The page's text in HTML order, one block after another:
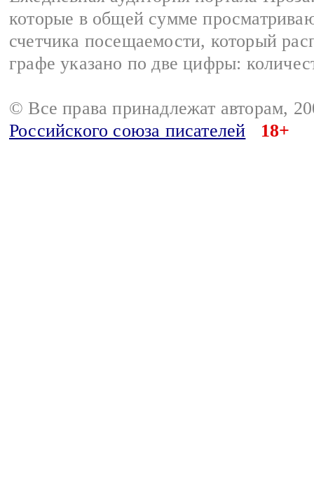
которые в общей сумме
счетчика посещаемости, который
графе указано по две цифры:
© Все права принадлежат авторам,
Российского союза писателей
18+